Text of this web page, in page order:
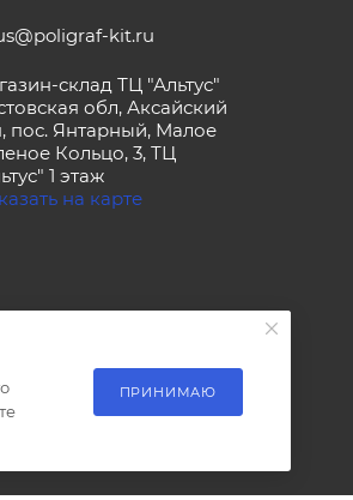
kit.ru
склад ТЦ "Альтус"
обл, Аксайский
пос. Янтарный, Малое
Кольцо, 3, ТЦ
1 этаж
на карте
ПРИНИМАЮ